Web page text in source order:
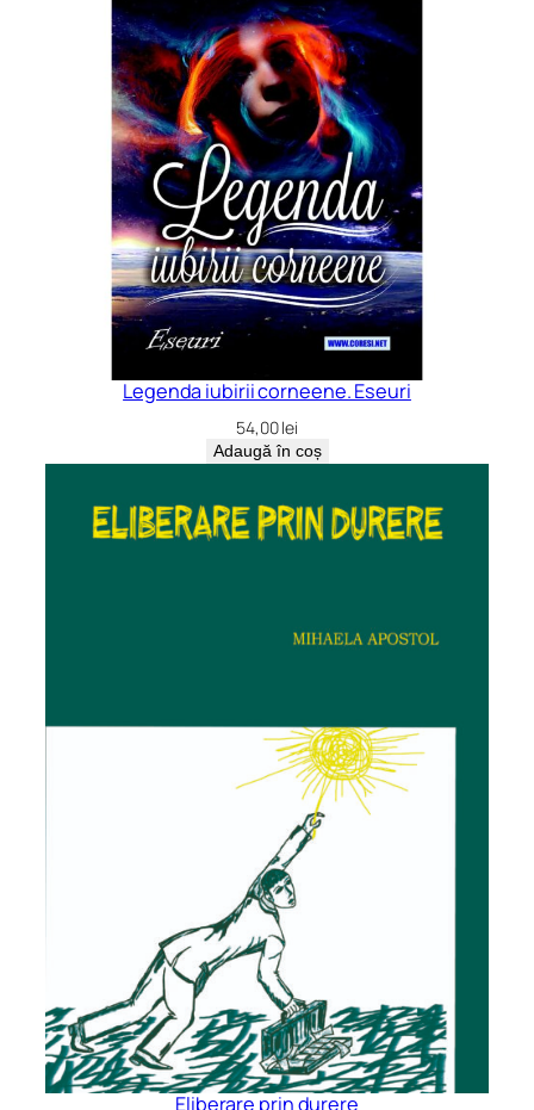
Legenda iubirii corneene. Eseuri
54,00lei
Adaugă în coș
Eliberare prin durere